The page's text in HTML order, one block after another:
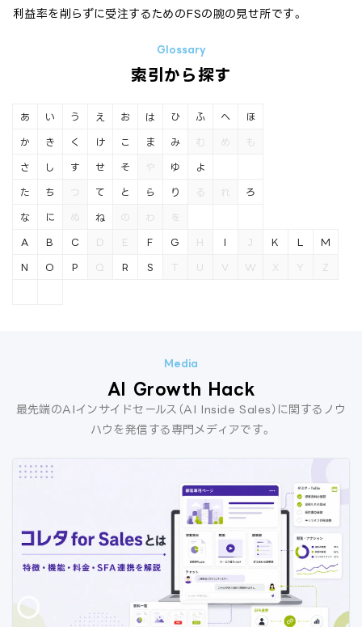
利益率を削らずに受注するためのFSの腕の見せ所です。
索引から探す
あ い う え お
か き く け こ
さ し す せ そ
た ち つ て と
な に ぬ ね の
は ひ ふ へ ほ
ま み む め も
や ゆ よ
ら り る れ ろ
わ を
A B C D E F G H I J K L M
N O P Q R S T U V W X Y Z
AI Growth Hack
最先端のAIインサイドセールス（AI Inside Sales）に関するノウ
ハウを発信する専門メディアです。